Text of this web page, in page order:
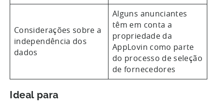
Considerações sobre a
independência dos
dados
Alguns anunciantes
têm em conta a
propriedade da
AppLovin como parte
do processo de seleção
de fornecedores
Ideal para